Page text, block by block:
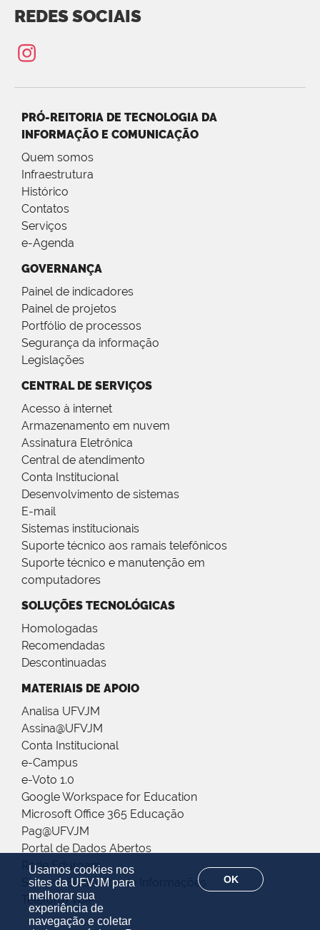
Usamos cookies nos
sites da UFVJM para
melhorar sua
experiência de
navegação e coletar
OK
REDES SOCIAIS
PRÓ-REITORIA DE TECNOLOGIA DA
INFORMAÇÃO E COMUNICAÇÃO
Quem somos
Infraestrutura
Histórico
Contatos
Serviços
e-Agenda
GOVERNANÇA
Painel de indicadores
Painel de projetos
Portfólio de processos
Segurança da informação
Legislações
CENTRAL DE SERVIÇOS
Acesso à internet
Armazenamento em nuvem
Assinatura Eletrônica
Central de atendimento
Conta Institucional
Desenvolvimento de sistemas
E-mail
Sistemas institucionais
Suporte técnico aos ramais telefônicos
Suporte técnico e manutenção em
computadores
SOLUÇÕES TECNOLÓGICAS
Homologadas
Recomendadas
Descontinuadas
MATERIAIS DE APOIO
Analisa UFVJM
Assina@UFVJM
Conta Institucional
e-Campus
e-Voto 1.0
Google Workspace for Education
Microsoft Office 365 Educação
Pag@UFVJM
Portal de Dados Abertos
Rede Eduroam
Sistema Eletrônico de Informações
Telefonia VoIP